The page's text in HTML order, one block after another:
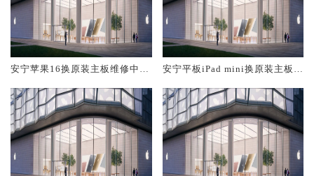
安宁苹果16换原装主板维修中心
安宁平板iPad mini换原装主板维